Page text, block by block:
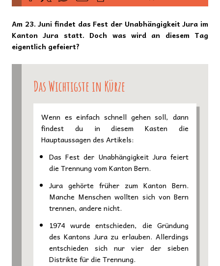
Am 23. Juni findet das Fest der Unabhängigkeit Jura im
Kanton Jura statt. Doch was wird an diesem Tag
eigentlich gefeiert?
Das Wichtigste in Kürze
Wenn es einfach schnell gehen soll, dann
findest du in diesem Kasten die
Hauptaussagen des Artikels:
Das Fest der Unabhängigkeit Jura feiert
die Trennung vom Kanton Bern.
Jura gehörte früher zum Kanton Bern.
Manche Menschen wollten sich von Bern
trennen, andere nicht.
1974 wurde entschieden, die Gründung
des Kantons Jura zu erlauben. Allerdings
entschieden sich nur vier der sieben
Distrikte für die Trennung.